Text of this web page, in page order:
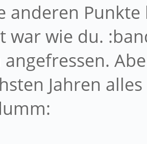
anderen
war wie du.
Jahren